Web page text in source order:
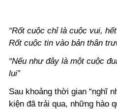
“Rốt cuộc chỉ là cuộc vui,
Rốt cuộc tin vào bản thân
“Nếu như đây là một cuộc
lui”
Sau khoảng thời gian “nghĩ
kiện đã trải qua, những hào